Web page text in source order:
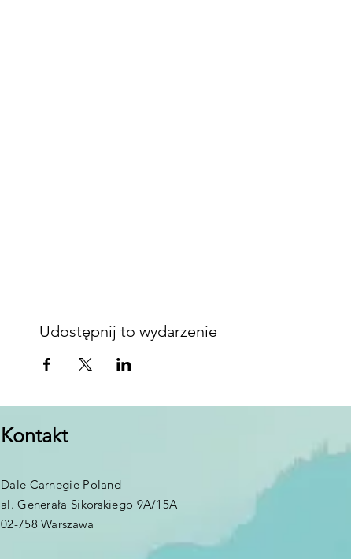
Udostępnij to wydarzenie
Kontakt
Dale Carnegie Poland
al. Generała Sikorskiego 9A/15A
02-758 Warszawa